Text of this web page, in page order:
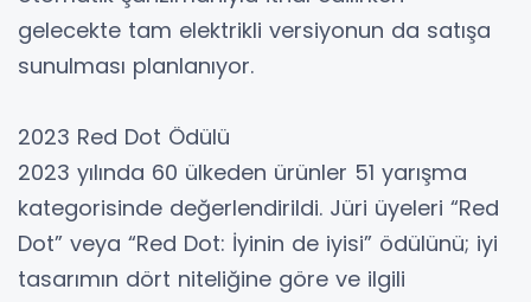
gelecekte tam elektrikli versiyonun da satışa
sunulması planlanıyor.
2023 Red Dot Ödülü
2023 yılında 60 ülkeden ürünler 51 yarışma
kategorisinde değerlendirildi. Jüri üyeleri “Red
Dot” veya “Red Dot: İyinin de iyisi” ödülünü; iyi
tasarımın dört niteliğine göre ve ilgili